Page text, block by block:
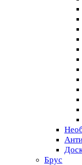
Брус